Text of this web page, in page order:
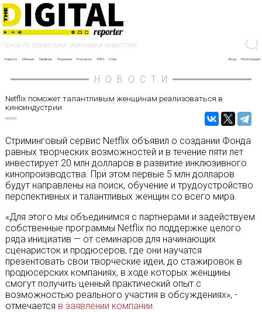
Новости Мнение Лайфхак Рецензии Контакты PRO О нас Вход Регистрация
НОВОСТИ
Netflix поможет талантливым женщинам реализоваться в
киноиндустрии
04/03/2021
Стриминговый сервис Netflix объявил о создании Фонда
равных творческих возможностей и в течение пяти лет
инвестирует 20 млн долларов в развитие инклюзивного
кинопроизводства. При этом первые 5 млн долларов
будут направлены на поиск, обучение и трудоустройство
перспективных и талантливых женщин со всего мира.
«Для этого мы объединимся с партнерами и задействуем
собственные программы Netflix по поддержке целого
ряда инициатив — от семинаров для начинающих
сценаристок и продюсеров, где они научатся
презентовать свои творческие идеи, до стажировок в
продюсерских компаниях, в ходе которых женщины
смогут получить ценный практический опыт с
возможностью реального участия в обсуждениях», -
отмечается в заявлении компании.